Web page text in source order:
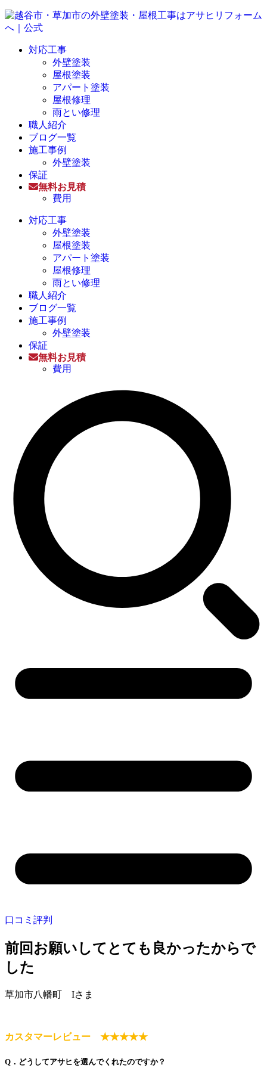
対応工事
外壁塗装
屋根塗装
アパート塗装
屋根修理
雨とい修理
職人紹介
ブログ一覧
施工事例
外壁塗装
保証
無料お見積
費用
対応工事
外壁塗装
屋根塗装
アパート塗装
屋根修理
雨とい修理
職人紹介
ブログ一覧
施工事例
外壁塗装
保証
無料お見積
費用
口コミ評判
前回お願いしてとても良かったからで
した
草加市八幡町 Iさま
カスタマーレビュー ★★★★★
Q．どうしてアサヒを選んでくれたのですか？